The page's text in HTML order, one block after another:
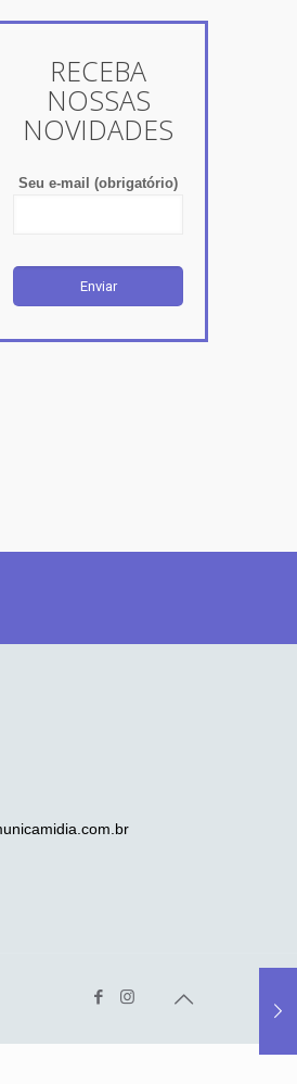
RECEBA
NOSSAS
NOVIDADES
Seu e-mail (obrigatório)